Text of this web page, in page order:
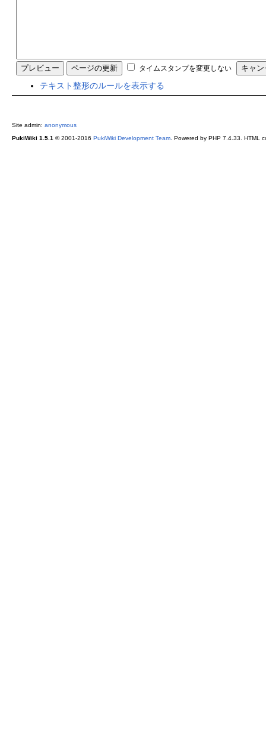
タイムスタンプを変更しない
テキスト整形のルールを表示する
Site admin: anonymous
PukiWiki 1.5.1 © 2001-2016 PukiWiki Development Team. Powered by PHP 7.4.33. HTML